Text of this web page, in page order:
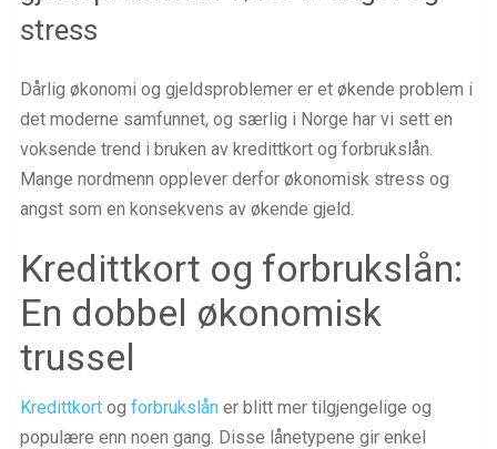
stress
Dårlig økonomi og gjeldsproblemer er et økende problem i
det moderne samfunnet, og særlig i Norge har vi sett en
voksende trend i bruken av kredittkort og forbrukslån.
Mange nordmenn opplever derfor økonomisk stress og
angst som en konsekvens av økende gjeld.
Kredittkort og forbrukslån:
En dobbel økonomisk
trussel
Kredittkortog forbrukslåner blitt mer tilgjengelige og
populære enn noen gang. Disse lånetypene gir enkel